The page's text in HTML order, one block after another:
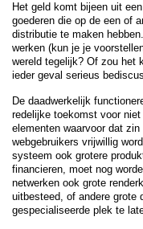
Het geld komt bijeen uit
goederen die op de een of
distributie te maken
werken (kun je je
wereld tegelijk? Of zou het
ieder geval serieus
De daadwerkelijk
redelijke toekomst voor
elementen waarvoor dat
webgebruikers vrijwillig
systeem ook grotere
financieren, moet nog
netwerken ook grote
uitbesteed, of andere grote
gespecialiseerde plek te